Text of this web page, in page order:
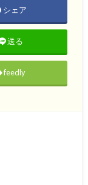
シェア
送る
feedly